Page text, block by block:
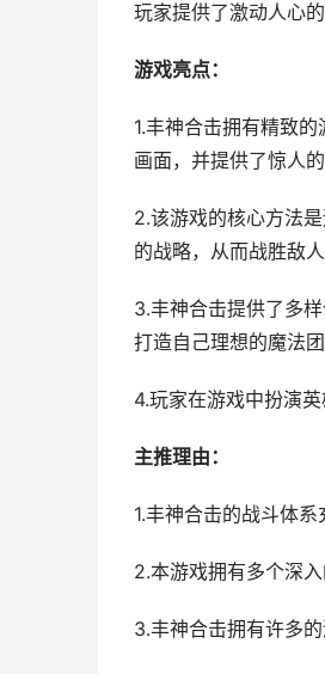
玩家提供了激动人心的
游戏亮点：
1.丰神合击拥有精致
画面，并提供了惊人的
2.该游戏的核心方法
的战略，从而战胜敌
3.丰神合击提供了多
打造自己理想的魔法团
4.玩家在游戏中扮演
主推理由：
1.丰神合击的战斗体
2.本游戏拥有多个深
3.丰神合击拥有许多